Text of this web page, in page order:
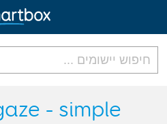
גריד- simple